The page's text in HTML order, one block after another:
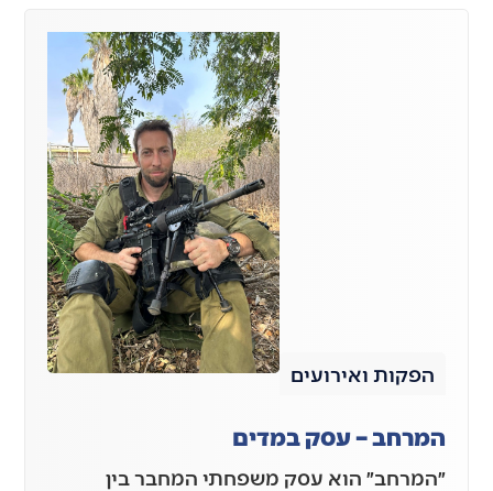
הפקות ואירועים
המרחב – עסק במדים
״המרחב״ הוא עסק משפחתי המחבר בין